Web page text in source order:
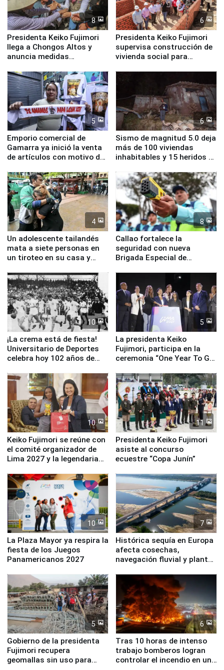
8
Presidenta Keiko Fujimori
llega a Chongos Altos y
anuncia medidas
educación, salud y empleo
6
Presidenta Keiko Fujimori
supervisa construcción de
vivienda social para
5
Emporio comercial de
Gamarra ya inició la venta
de artículos con motivo de
6
Sismo de magnitud 5.0 deja
más de 100 viviendas
inhabitables y 15 heridos en
4
Un adolescente tailandés
mata a siete personas en
un tiroteo en su casa y
8
Callao fortalece la
seguridad con nueva
Brigada Especial de
equipamiento para
Serenazgo
10
¡La crema está de fiesta!
Universitario de Deportes
celebra hoy 102 años de
5
La presidenta Keiko
Fujimori, participa en la
ceremonia “One Year To Go
10
Keiko Fujimori se reúne con
el comité organizador de
Lima 2027 y la legendaria
11
Presidenta Keiko Fujimori
asiste al concurso
ecuestre “Copa Junín”
10
La Plaza Mayor ya respira la
fiesta de los Juegos
Panamericanos 2027
7
Histórica sequía en Europa
afecta cosechas,
navegación fluvial y plantas
5
Gobierno de la presidenta
Fujimori recupera
geomallas sin uso para
6
Tras 10 horas de intenso
trabajo bomberos logran
controlar el incendio en una